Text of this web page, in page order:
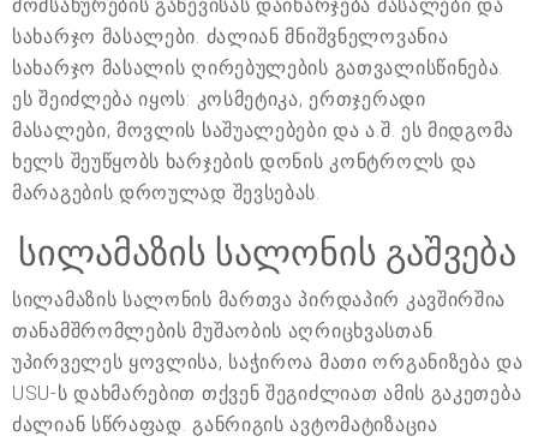
მომსახურების გაწევისას დაიხარჯება მასალები და
სახარჯო მასალები. ძალიან მნიშვნელოვანია
სახარჯო მასალის ღირებულების გათვალისწინება.
ეს შეიძლება იყოს: კოსმეტიკა, ერთჯერადი
მასალები, მოვლის საშუალებები და ა.შ. ეს მიდგომა
ხელს შეუწყობს ხარჯების დონის კონტროლს და
მარაგების დროულად შევსებას.
სილამაზის სალონის გაშვება
სილამაზის სალონის მართვა პირდაპირ კავშირშია
თანამშრომლების მუშაობის აღრიცხვასთან.
უპირველეს ყოვლისა, საჭიროა მათი ორგანიზება და
USU-ს დახმარებით თქვენ შეგიძლიათ ამის გაკეთება
ძალიან სწრაფად. განრიგის ავტომატიზაცია